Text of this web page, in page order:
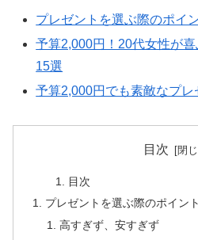
プレゼントを選ぶ際のポイ
予算2,000円！20代女性が
15選
予算2,000円でも素敵なプレ
目次
目次
プレゼントを選ぶ際のポイント
高すぎず、安すぎず